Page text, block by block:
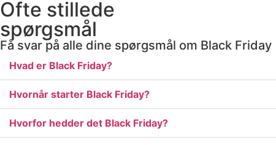
Ofte stillede
spørgsmål
Få svar på alle dine spørgsmål om Black Friday
Hvad er Black Friday?
Hvornår starter Black Friday?
Hvorfor hedder det Black Friday?